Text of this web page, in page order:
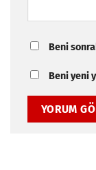
Beni
Beni yeni